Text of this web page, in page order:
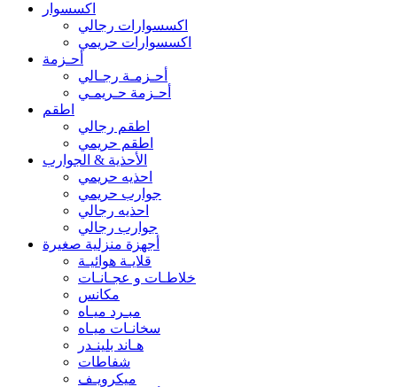
اكسسوار
اكسسوارات رجالي
اكسسوارات حريمي
أحـزمة
أحـزمـة رجـالي
أحـزمة حـريمـي
اطقم
اطقم رجالي
اطقم حريمي
الأحذية & الجوارب
احذيه حريمي
جوارب حريمي
احذيه رجالي
جوارب رجالي
أجهزة منزلية صغيرة
قلايـة هوائيـة
خلاطـات و عجـانـات
مكانس
مبـرد ميـاه
سخانـات ميـاه
هـاند بلينـدر
شفاطات
ميكرويـف